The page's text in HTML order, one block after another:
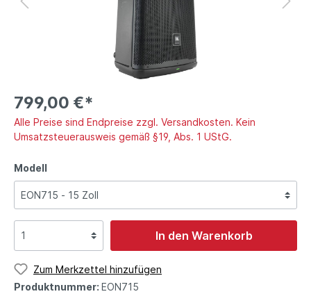
799,00 €*
Alle Preise sind Endpreise zzgl. Versandkosten. Kein
Umsatzsteuerausweis gemäß §19, Abs. 1 UStG.
Modell
In den Warenkorb
Zum Merkzettel hinzufügen
Produktnummer: EON715